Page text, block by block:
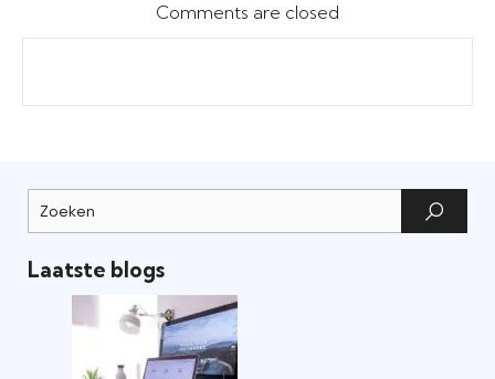
Comments are closed
Laatste blogs